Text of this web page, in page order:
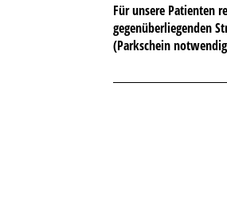
Für unsere Patienten
gegenüberliegenden
(Parkschein